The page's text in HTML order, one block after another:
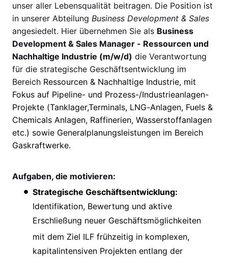
unser aller Lebensqualität beitragen. Die Position ist
in unserer Abteilung Business Development & Sales
angesiedelt. Hier übernehmen Sie als Business
Development & Sales Manager - Ressourcen und
Nachhaltige Industrie (m/w/d) die Verantwortung
für die strategische Geschäftsentwicklung im
Bereich Ressourcen & Nachhaltige Industrie, mit
Fokus auf Pipeline- und Prozess-/Industrieanlagen-
Projekte (Tanklager,Terminals, LNG-Anlagen, Fuels &
Chemicals Anlagen, Raffinerien, Wasserstoffanlagen
etc.) sowie Generalplanungsleistungen im Bereich
Gaskraftwerke.
Aufgaben, die motivieren:
Strategische Geschäftsentwicklung:
Identifikation, Bewertung und aktive
Erschließung neuer Geschäftsmöglichkeiten
mit dem Ziel ILF frühzeitig in komplexen,
kapitalintensiven Projekten entlang der